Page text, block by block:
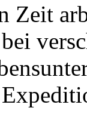
Zeit